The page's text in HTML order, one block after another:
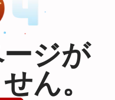
ジが
ん。